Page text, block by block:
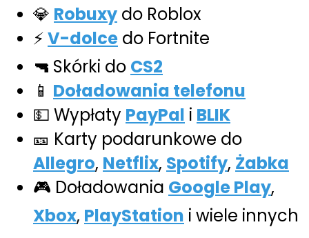
💎 Robuxy do Roblox
⚡ V-dolce do Fortnite
🔫 Skórki do CS2
📱 Doładowania telefonu
💵 Wypłaty PayPal i BLIK
🎫 Karty podarunkowe do
Allegro, Netflix, Spotify, Żabka
🎮 Doładowania Google Play,
Xbox, PlayStation i wiele innych